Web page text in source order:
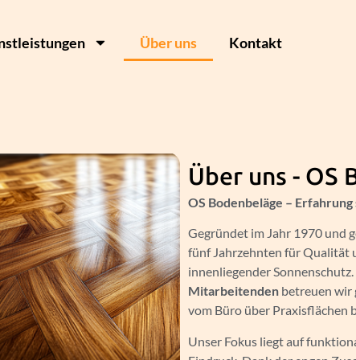
Über uns Kontakt
Über uns - OS
OS Bodenbeläge – Erfahrung
Gegründet im Jahr 1970 und
fünf Jahrzehnten für Qualität
innenliegender
Mitarbeitenden betreuen wir
vom Büro über Praxisflächen
Unser Fokus liegt auf